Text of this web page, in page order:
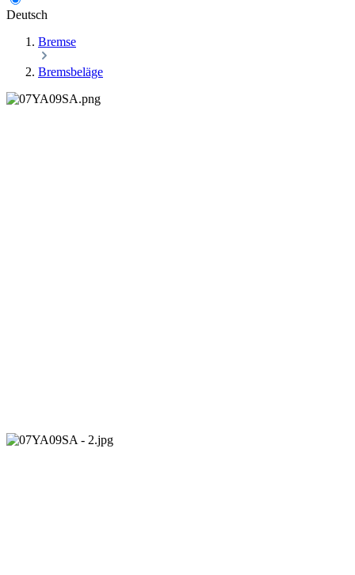
Deutsch
Bremse
Bremsbeläge